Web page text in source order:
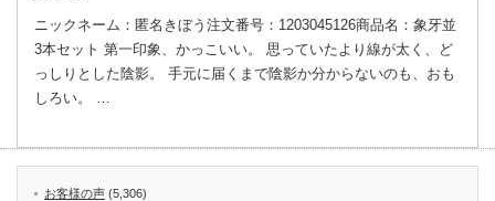
ニックネーム：匿名きぼう注文番号：1203045126商品名：象牙並
3本セット 第一印象、かっこいい。 思っていたより線が太く、ど
っしりとした陰影。 手元に届くまで陰影か分からないのも、おも
しろい。 …
お客様の声 (5,306)